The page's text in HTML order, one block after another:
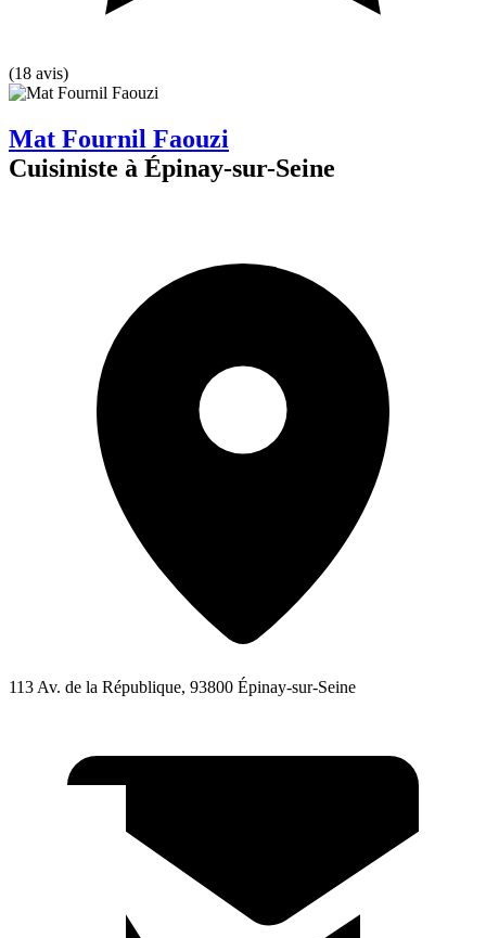
(18 avis)
Mat Fournil Faouzi
Cuisiniste à Épinay-sur-Seine
113 Av. de la République, 93800 Épinay-sur-Seine